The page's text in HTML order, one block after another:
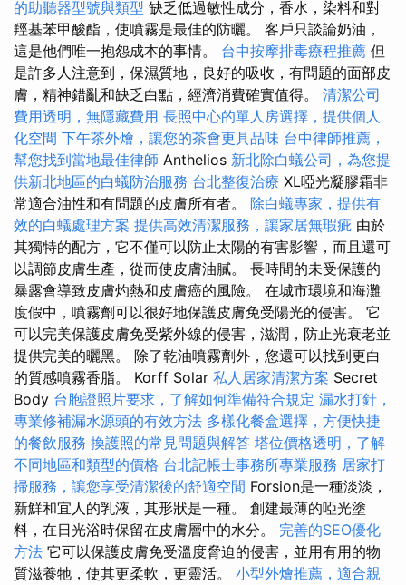
的助聽器型號與類型 缺乏低過敏性成分，香水，染料和對
羥基苯甲酸酯，使噴霧是最佳的防曬。 客戶只談論奶油，
這是他們唯一抱怨成本的事情。 台中按摩排毒療程推薦 但
是許多人注意到，保濕質地，良好的吸收，有問題的面部皮
膚，精神錯亂和缺乏白點，經濟消費確實值得。 清潔公司
費用透明，無隱藏費用 長照中心的單人房選擇，提供個人
化空間 下午茶外燴，讓您的茶會更具品味 台中律師推薦，
幫您找到當地最佳律師 Anthelios 新北除白蟻公司，為您提
供新北地區的白蟻防治服務 台北整復治療 XL啞光凝膠霜非
常適合油性和有問題的皮膚所有者。 除白蟻專家，提供有
效的白蟻處理方案 提供高效清潔服務，讓家居無瑕疵 由於
其獨特的配方，它不僅可以防止太陽的有害影響，而且還可
以調節皮膚生產，從而使皮膚油膩。 長時間的未受保護的
暴露會導致皮膚灼熱和皮膚癌的風險。 在城市環境和海灘
度假中，噴霧劑可以很好地保護皮膚免受陽光的侵害。 它
可以完美保護皮膚免受紫外線的侵害，滋潤，防止光衰老並
提供完美的曬黑。 除了乾油噴霧劑外，您還可以找到更白
的質感噴霧香脂。 Korff Solar 私人居家清潔方案 Secret
Body 台胞證照片要求，了解如何準備符合規定 漏水打針，
專業修補漏水源頭的有效方法 多樣化餐盒選擇，方便快捷
的餐飲服務 換護照的常見問題與解答 塔位價格透明，了解
不同地區和類型的價格 台北記帳士事務所專業服務 居家打
掃服務，讓您享受清潔後的舒適空間 Forsion是一種淡淡，
新鮮和宜人的乳液，其形狀是一種。 創建最薄的啞光塗
料，在日光浴時保留在皮膚層中的水分。 完善的SEO優化
方法 它可以保護皮膚免受溫度脅迫的侵害，並用有用的物
質滋養牠，使其更柔軟，更靈活。 小型外燴推薦，適合親